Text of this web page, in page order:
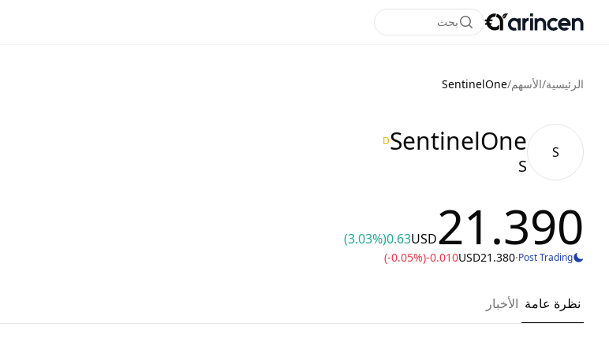
بحث
الرئيسية/الأسهم/
SentinelOne
S
SentinelOne
D
S
21.390
USD
0.63
(3.03%)
Post Trading
·
21.380
USD
-0.010
(-0.05%)
نظرة عامة الأخبار